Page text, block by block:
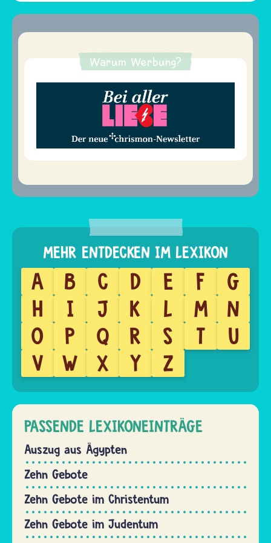
Warum Werbung?
A B C D E F
G
H
I J K L M
N
O
P Q R S T
U
V
W X Y Z
PASSENDE LEXIKONEINTRÄGE
Auszug aus Ägypten
Zehn Gebote
Zehn Gebote im Christentum
Zehn Gebote im Judentum